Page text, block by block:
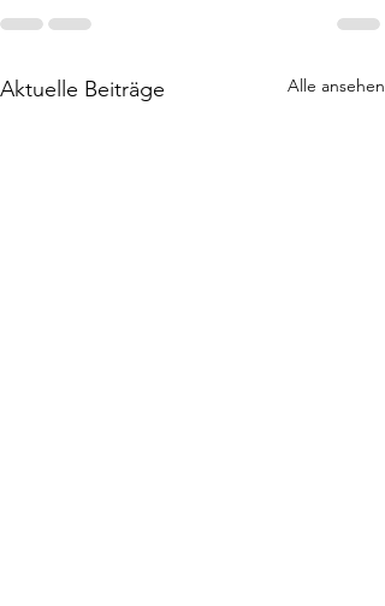
Aktuelle Beiträge Alle ansehen